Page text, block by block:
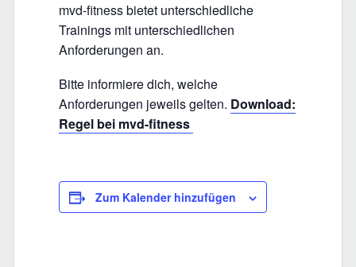
mvd-fitness bietet unterschiedliche
Trainings mit unterschiedlichen
Anforderungen an.
Bitte informiere dich, welche
Anforderungen jeweils gelten. Download:
Regel bei mvd-fitness
Zum Kalender hinzufügen